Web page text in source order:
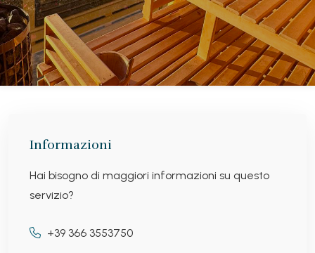
Informazioni
Hai bisogno di maggiori informazioni su questo
servizio?
+39 366 3553750